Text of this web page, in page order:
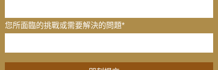
您所面臨的挑戰或需要解決的問題*